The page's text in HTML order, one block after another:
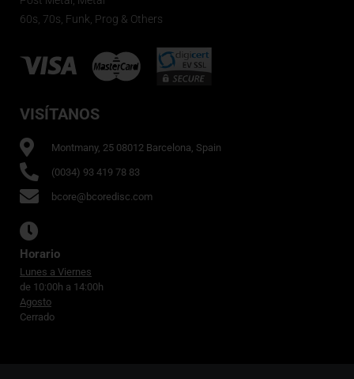
60s, 70s, Funk, Prog & Others
VISÍTANOS
Montmany, 25 08012 Barcelona, Spain
(0034) 93 419 78 83
bcore@bcoredisc.com
Horario
Lunes a Viernes
de 10:00h a 14:00h
Agosto
Cerrado